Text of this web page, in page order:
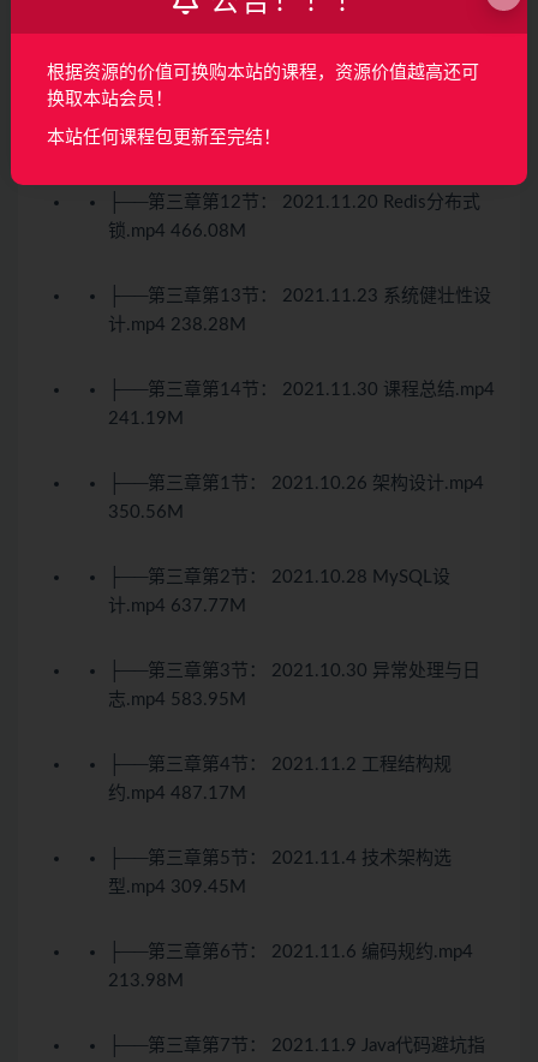
├──第三章第10节： 2021.11.16 单元测试与系
├──第三章第11节： 2021.11.18 用户系统实
现.mp4 718.16M
├──第三章第12节： 2021.11.20 Redis分布式
锁.mp4 466.08M
├──第三章第13节： 2021.11.23 系统健壮性设
计.mp4 238.28M
├──第三章第14节： 2021.11.30 课程总结.mp4
241.19M
├──第三章第1节： 2021.10.26 架构设计.mp4
350.56M
├──第三章第2节： 2021.10.28 MySQL设
计.mp4 637.77M
├──第三章第3节： 2021.10.30 异常处理与日
志.mp4 583.95M
├──第三章第4节： 2021.11.2 工程结构规
约.mp4 487.17M
├──第三章第5节： 2021.11.4 技术架构选
型.mp4 309.45M
├──第三章第6节： 2021.11.6 编码规约.mp4
213.98M
├──第三章第7节： 2021.11.9 Java代码避坑指
根据资源的价值可换购本站的课程，资源价值越高还可
换取本站会员！
本站任何课程包更新至完结！